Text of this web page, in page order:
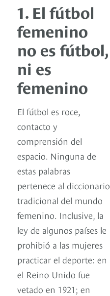
1. El fútbol
femenino
no es fútbol,
ni es
femenino
El fútbol es roce,
contacto y
comprensión del
espacio. Ninguna de
estas palabras
pertenece al diccionario
tradicional del mundo
femenino. Inclusive, la
ley de algunos países le
prohibió a las mujeres
practicar el deporte: en
el Reino Unido fue
vetado en 1921; en